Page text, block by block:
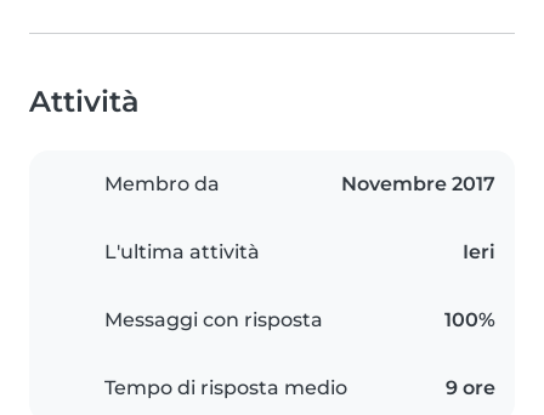
Attività
Membro da Novembre 2017
L'ultima attività Ieri
Messaggi con risposta 100%
Tempo di risposta medio 9 ore